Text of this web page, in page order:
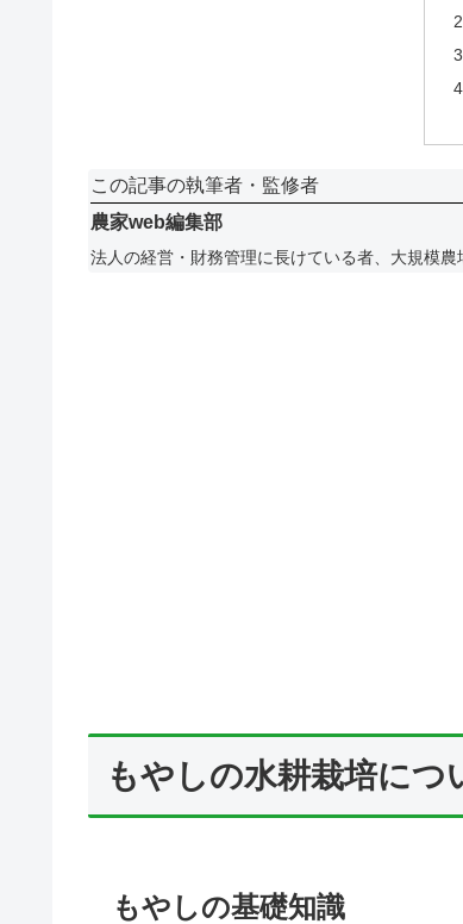
この記事の執筆者・監修者
農家web編集部
法人の経営・財務管理に長けている者、大規模
もやしの水耕栽培につ
もやしの基礎知識